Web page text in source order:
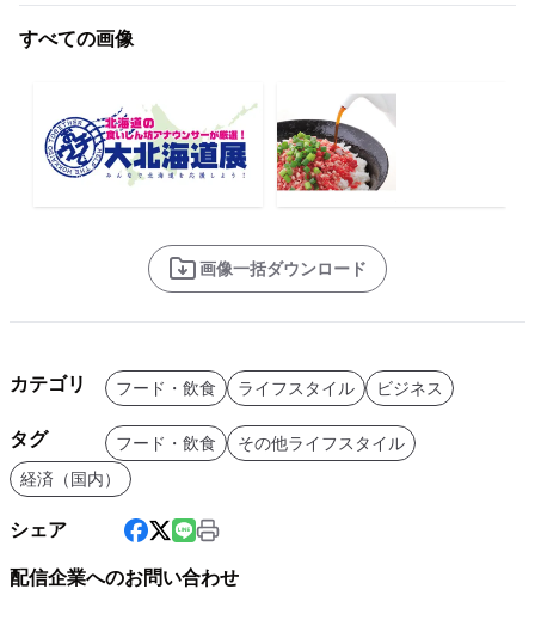
すべての画像
画像一括ダウンロード
カテゴリ フード・飲食 ライフスタイル ビジネス
タグ フード・飲食
その他ライフスタイル
経済（国内）
シェア
配信企業へのお問い合わせ